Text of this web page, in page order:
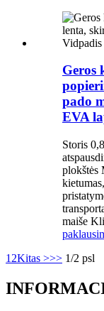
Geros
pado
EVA
Storis
plokštės
maiše
1 2Kitas >>> 1/2 psl